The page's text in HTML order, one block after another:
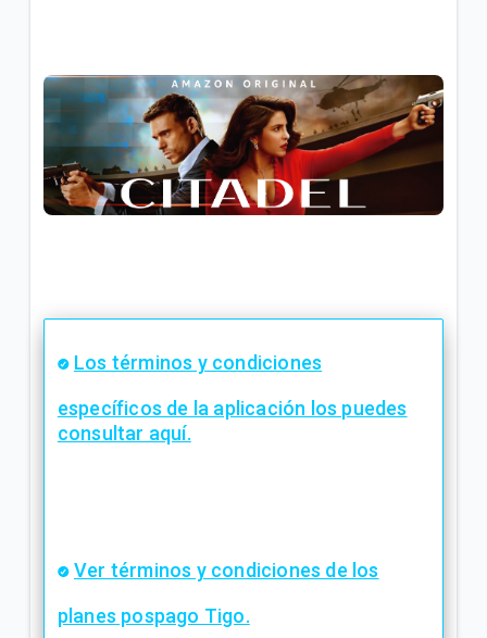
Los términos y condiciones
específicos de la aplicación los puedes
consultar aquí.
Ver términos y condiciones de los
planes pospago Tigo.